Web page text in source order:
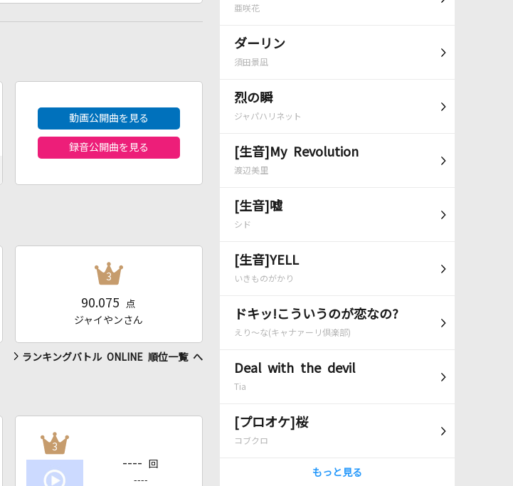
亜咲花
ダーリン
須田景凪
烈の瞬
ジャパハリネット
[生音]My Revolution
渡辺美里
[生音]嘘
シド
[生音]YELL
いきものがかり
ドキッ!こういうのが恋なの?
えり～な(キャナァーリ倶楽部)
Deal with the devil
Tia
[プロオケ]桜
コブクロ
もっと見る
動画公開曲を見る
録音公開曲を見る
3
90.075
点
ジャイやンさん
ランキングバトル ONLINE 順位一覧 へ
3
---- 回
----